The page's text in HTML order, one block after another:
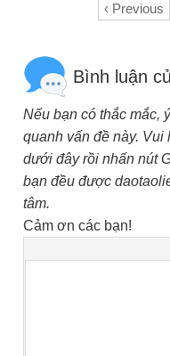
‹ Previous
Bình luận
Nếu bạn có thắc mắc,
quanh vấn đề này. Vui
dưới đây rồi nhấn nút
bạn đều được
tâm.
Cảm ơn các bạn!